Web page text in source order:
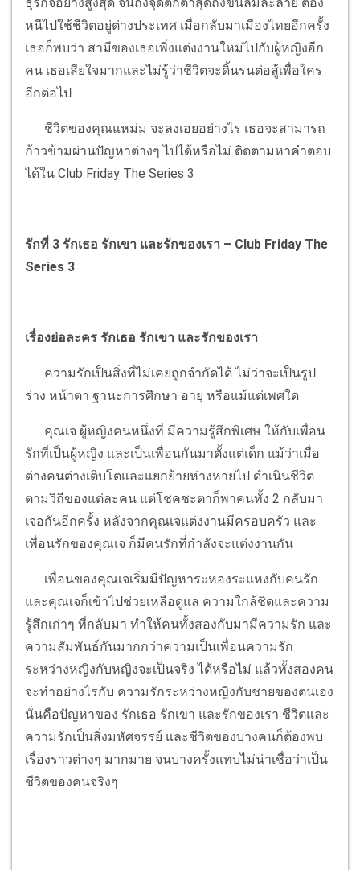
หนีไปใช้ชีวิตอยู่ต่างประเทศ เมื่อกลับมาเมืองไทยอีกครั้ง
เธอก็พบว่า สามีของเธอเพิ่งแต่งงานใหม่ไปกับผู้หญิงอีก
คน เธอเสียใจมากและไม่รู้ว่าชีวิตจะดิ้นรนต่อสู้เพื่อใคร
อีกต่อไป
ชีวิตของคุณแหม่ม จะลงเอยอย่างไร เธอจะสามารถ
ก้าวข้ามผ่านปัญหาต่างๆ ไปได้หรือไม่ ติดตามหาคำตอบ
ได้ใน Club Friday The Series 3
รักที่ 3 รักเธอ รักเขา และรักของเรา – Club Friday The
Series 3
เรื่องย่อละคร รักเธอ รักเขา และรักของเรา
ความรักเป็นสิ่งที่ไม่เคยถูกจำกัดได้ ไม่ว่าจะเป็นรูป
ร่าง หน้าตา ฐานะการศึกษา อายุ หรือแม้แต่เพศใด
คุณเจ ผู้หญิงคนหนึ่งที่ มีความรู้สึกพิเศษ ให้กับเพื่อน
รักที่เป็นผู้หญิง และเป็นเพื่อนกันมาตั้งแต่เด็ก แม้ว่าเมื่อ
ต่างคนต่างเติบโตและแยกย้ายห่างหายไป ดำเนินชีวิต
ตามวิถีของแต่ละคน แต่โชคชะตาก็พาคนทั้ง 2 กลับมา
เจอกันอีกครั้ง หลังจากคุณเจแต่งงานมีครอบครัว และ
เพื่อนรักของคุณเจ ก็มีคนรักที่กำลังจะแต่งงานกัน
เพื่อนของคุณเจเริ่มมีปัญหาระหองระแหงกับคนรัก
และคุณเจก็เข้าไปช่วยเหลือดูแล ความใกล้ชิดและความ
รู้สึกเก่าๆ ที่กลับมา ทำให้คนทั้งสองกับมามีความรัก และ
ความสัมพันธ์กันมากกว่าความเป็นเพื่อนความรัก
ระหว่างหญิงกับหญิงจะเป็นจริง ได้หรือไม่ แล้วทั้งสองคน
จะทำอย่างไรกับ ความรักระหว่างหญิงกับชายของตนเอง
นั่นคือปัญหาของ รักเธอ รักเขา และรักของเรา ชีวิตและ
ความรักเป็นสิ่งมหัศจรรย์ และชีวิตของบางคนก็ต้องพบ
เรื่องราวต่างๆ มากมาย จนบางครั้งแทบไม่น่าเชื่อว่าเป็น
ชีวิตของคนจริงๆ